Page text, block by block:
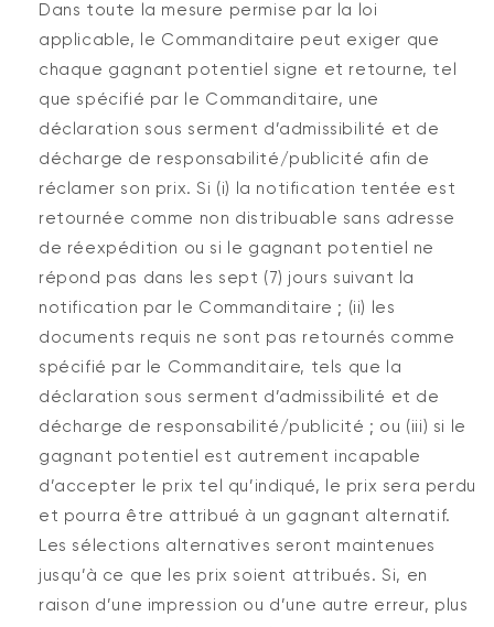
Dans toute la mesure permise par la loi
applicable, le Commanditaire peut exiger que
chaque gagnant potentiel signe et retourne, tel
que spécifié par le Commanditaire, une
déclaration sous serment d’admissibilité et de
décharge de responsabilité/publicité afin de
réclamer son prix. Si (i) la notification tentée est
retournée comme non distribuable sans adresse
de réexpédition ou si le gagnant potentiel ne
répond pas dans les sept (7) jours suivant la
notification par le Commanditaire ; (ii) les
documents requis ne sont pas retournés comme
spécifié par le Commanditaire, tels que la
déclaration sous serment d’admissibilité et de
décharge de responsabilité/publicité ; ou (iii) si le
gagnant potentiel est autrement incapable
d’accepter le prix tel qu’indiqué, le prix sera perdu
et pourra être attribué à un gagnant alternatif.
Les sélections alternatives seront maintenues
jusqu’à ce que les prix soient attribués. Si, en
raison d’une impression ou d’une autre erreur, plus